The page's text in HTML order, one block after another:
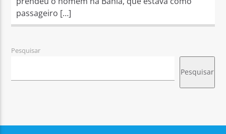
passageiro […]
Pesquisar
Pesquisar